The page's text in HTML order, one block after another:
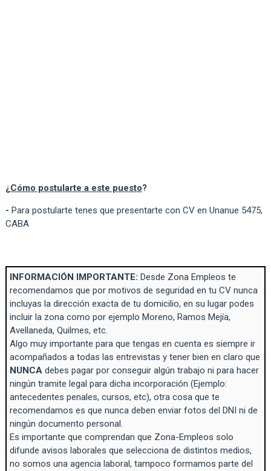
¿ Cómo postularte a este puesto?
- Para postularte tenes que presentarte con CV en Unanue 5475,
CABA
INFORMACIÓN IMPORTANTE: Desde Zona Empleos te
recomendamos que por motivos de seguridad en tu CV nunca
incluyas la dirección exacta de tu domicilio, en su lugar podes
incluir la zona como por ejemplo Moreno, Ramos Mejía,
Avellaneda, Quilmes, etc.
Algo muy importante para que tengas en cuenta es siempre ir
acompañados a todas las entrevistas y tener bien en claro que
NUNCA debes pagar por conseguir algún trabajo ni para hacer
ningún tramite legal para dicha incorporación (Ejemplo:
antecedentes penales, cursos, etc), otra cosa que te
recomendamos es que nunca deben enviar fotos del DNI ni de
ningún documento personal.
Es importante que comprendan que Zona-Empleos solo
difunde avisos laborales que selecciona de distintos medios,
no somos una agencia laboral, tampoco formamos parte del